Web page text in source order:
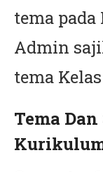
tema
Admin
tema
Tema